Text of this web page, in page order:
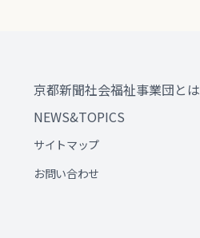
京都新聞社会福祉事業団とは
NEWS&TOPICS
サイトマップ
お問い合わせ